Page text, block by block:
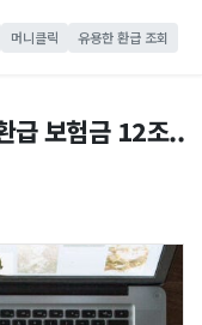
머니클릭 유용한 환급 조회
급 보험금 12조..